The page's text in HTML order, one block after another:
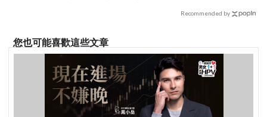
Recommended by
您也可能喜歡這些文章